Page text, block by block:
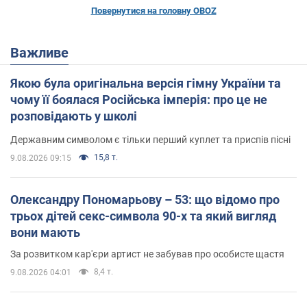
Повернутися на головну OBOZ
Важливе
Якою була оригінальна версія гімну України та
чому її боялася Російська імперія: про це не
розповідають у школі
Державним символом є тільки перший куплет та приспів пісні
9.08.2026 09:15 15,8 т.
Олександру Пономарьову – 53: що відомо про
трьох дітей секс-символа 90-х та який вигляд
вони мають
За розвитком кар'єри артист не забував про особисте щастя
9.08.2026 04:01 8,4 т.